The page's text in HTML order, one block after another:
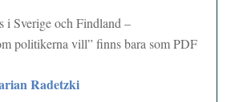
i Sverige och Findland –
politikerna vill” finns bara som PDF
Radetzki